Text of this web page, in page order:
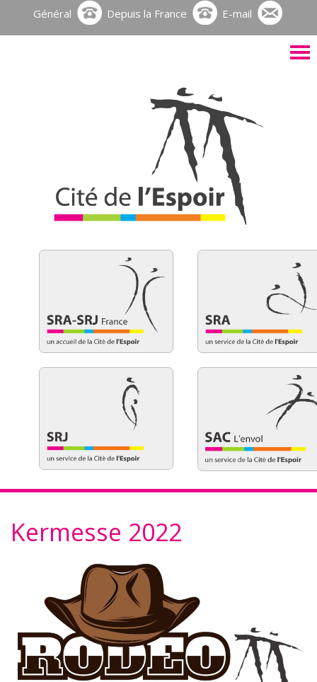
Général Depuis la France E-mail
le
Kermesse 2022